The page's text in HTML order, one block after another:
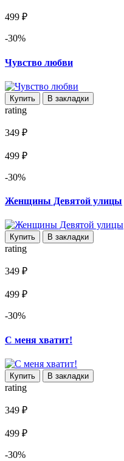
499 ₽
-30%
Чувство любви
Купить В закладки
rating
349 ₽
499 ₽
-30%
Женщины Девятой улицы
Купить В закладки
rating
349 ₽
499 ₽
-30%
С меня хватит!
Купить В закладки
rating
349 ₽
499 ₽
-30%